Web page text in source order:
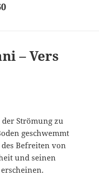
– Vers
der Strömung zu
geschwemmt
Befreiten von
und seinen